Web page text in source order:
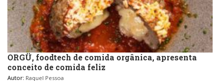
ORGÜ, foodtech de comida orgânica, apresenta
conceito de comida feliz
Autor: Raquel Pessoa